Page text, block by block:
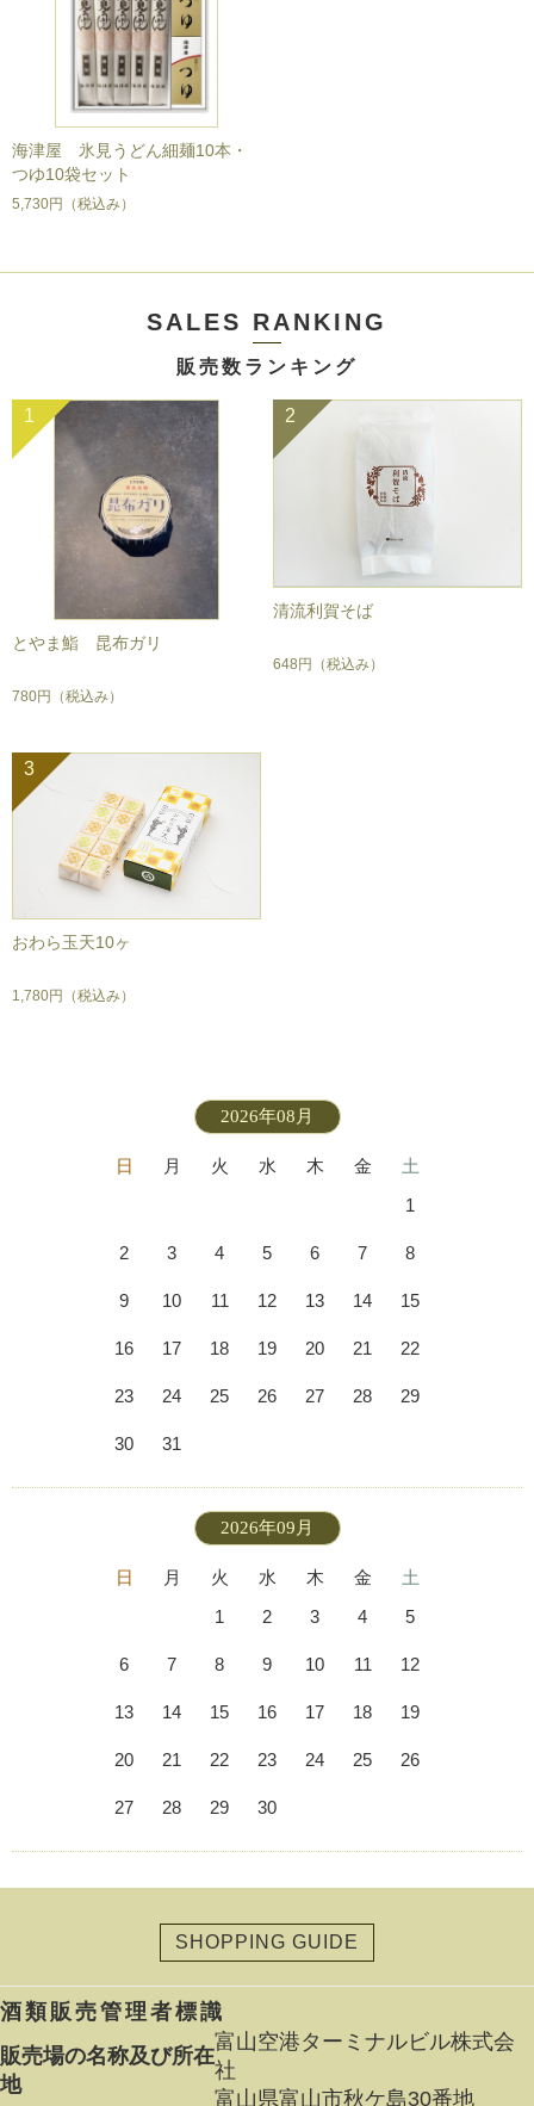
海津屋 氷見うどん細麺10本・
つゆ10袋セット
5,730円 （税込み）
SALES RANKING
販売数ランキング
1
とやま鮨 昆布ガリ
780円 （税込み）
2
清流利賀そば
648円 （税込み）
3
おわら玉天10ヶ
1,780円 （税込み）
2026年08月
日 月 火 水 木 金
土
1
2 3 4 5 6 7 8
9 10 11 12 13 14 15
16 17 18 19 20 21 22
23 24 25 26 27 28 29
30 31
2026年09月
日 月 火 水 木 金
土
1
2 3 4 5
6 7 8 9 10 11 12
13 14 15 16 17 18 19
20 21 22 23 24 25 26
27 28 29 30
SHOPPING GUIDE
酒類販売管理者標識
販売場の名称及び所在
地
富山空港ターミナルビル株式会
社
富山県富山市秋ケ島30番地